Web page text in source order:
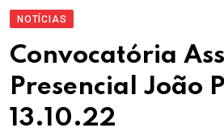
NOTÍCIAS
Convocatória
Presencial João
13.10.22